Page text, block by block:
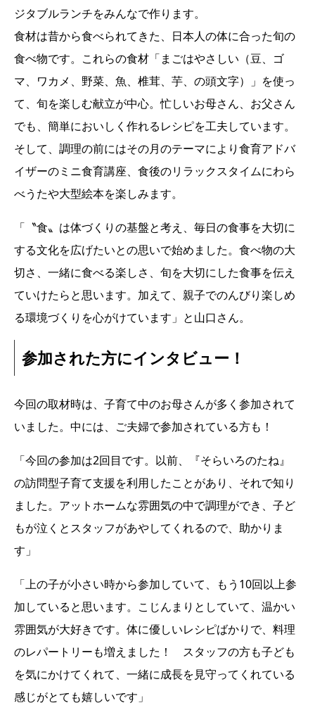
ジタブルランチをみんなで作ります。
食材は昔から食べられてきた、日本人の体に合った旬の
食べ物です。これらの食材「まごはやさしい（豆、ゴ
マ、ワカメ、野菜、魚、椎茸、芋、の頭文字）」を使っ
て、旬を楽しむ献立が中心。忙しいお母さん、お父さん
でも、簡単においしく作れるレシピを工夫しています。
そして、調理の前にはその月のテーマにより食育アドバ
イザーのミニ食育講座、食後のリラックスタイムにわら
べうたや大型絵本を楽しみます。
「〝食〟は体づくりの基盤と考え、毎日の食事を大切に
する文化を広げたいとの思いで始めました。食べ物の大
切さ、一緒に食べる楽しさ、旬を大切にした食事を伝え
ていけたらと思います。加えて、親子でのんびり楽しめ
る環境づくりを心がけています」と山口さん。
参加された方にインタビュー！
今回の取材時は、子育て中のお母さんが多く参加されて
いました。中には、ご夫婦で参加されている方も！
「今回の参加は2回目です。以前、『そらいろのたね』
の訪問型子育て支援を利用したことがあり、それで知り
ました。アットホームな雰囲気の中で調理ができ、子ど
もが泣くとスタッフがあやしてくれるので、助かりま
す」
「上の子が小さい時から参加していて、もう10回以上参
加していると思います。こじんまりとしていて、温かい
雰囲気が大好きです。体に優しいレシピばかりで、料理
のレパートリーも増えました！ スタッフの方も子ども
を気にかけてくれて、一緒に成長を見守ってくれている
感じがとても嬉しいです」